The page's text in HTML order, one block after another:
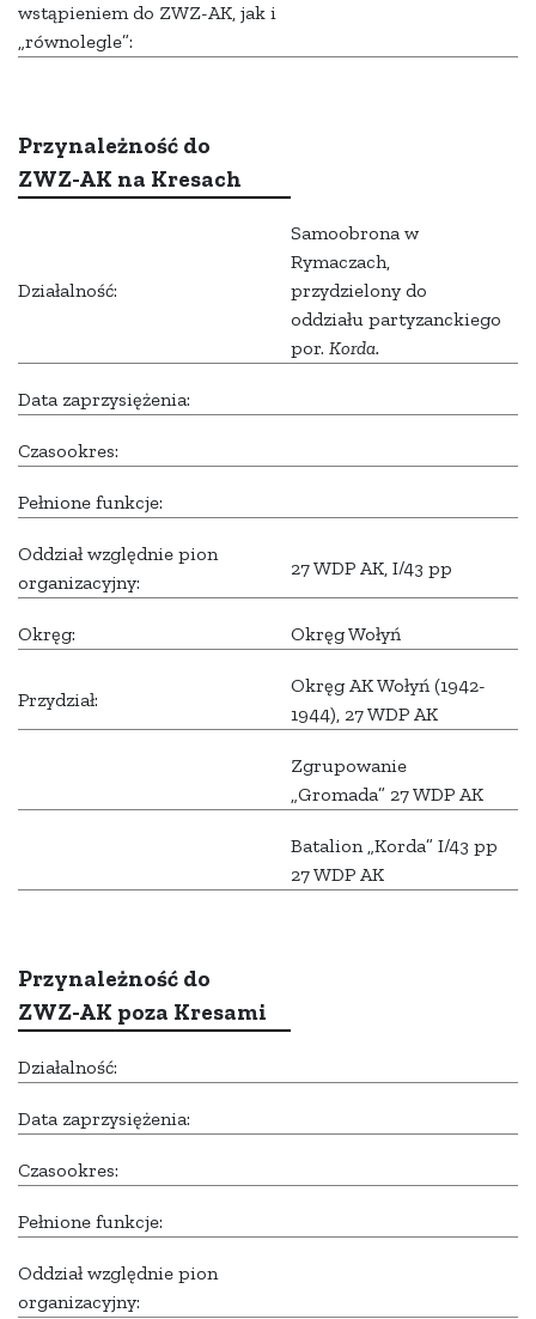
wstąpieniem do ZWZ-AK, jak i
„równolegle”:
Przynależność do
ZWZ-AK na Kresach
Działalność:
Samoobrona w
Rymaczach,
przydzielony do
oddziału partyzanckiego
por. Korda.
Data zaprzysiężenia:
Czasookres:
Pełnione funkcje:
Oddział względnie pion
organizacyjny:
27 WDP AK, I/43 pp
Okręg: Okręg Wołyń
Przydział:
Okręg AK Wołyń (1942-
1944), 27 WDP AK
Zgrupowanie
„Gromada” 27 WDP AK
Batalion „Korda” I/43 pp
27 WDP AK
Przynależność do
ZWZ-AK poza Kresami
Działalność:
Data zaprzysiężenia:
Czasookres:
Pełnione funkcje:
Oddział względnie pion
organizacyjny: